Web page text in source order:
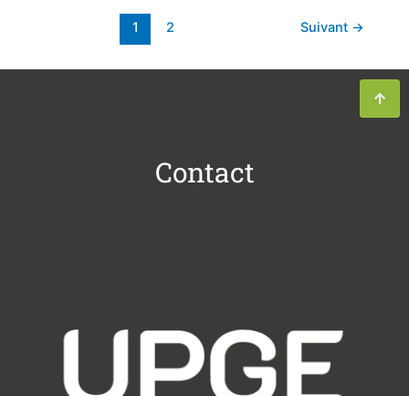
1 2 Suivant →
Contact